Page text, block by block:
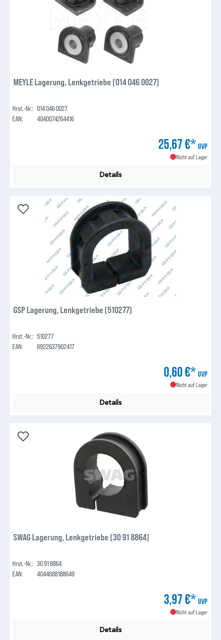
MEYLE Lagerung, Lenkgetriebe (014 046 0027)
Hrst.-Nr.: 014 046 0027
EAN:
4040074264416
25,67 €* UVP
Nicht auf Lager
Details
GSP Lagerung, Lenkgetriebe (510277)
Hrst.-Nr.: 510277
EAN:
6922637902417
0,60 €* UVP
Nicht auf Lager
Details
SWAG Lagerung, Lenkgetriebe (30 91 8864)
Hrst.-Nr.: 30 91 8864
EAN:
4044688188649
3,97 €* UVP
Nicht auf Lager
Details